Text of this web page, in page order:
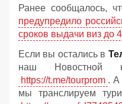
Ранее сообщалось,
предупредило
сроков выдачи виз до
Если вы остались в
наш Новостной
https://t.me/tourprom . А
мы транслируем